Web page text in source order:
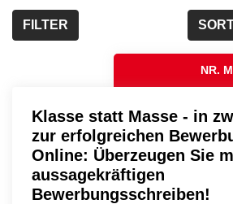
FILTER
NR.
Klasse statt Masse - in
zur erfolgreichen
Online: Überzeugen Sie
aussagekräftigen
Bewerbungsschreiben!